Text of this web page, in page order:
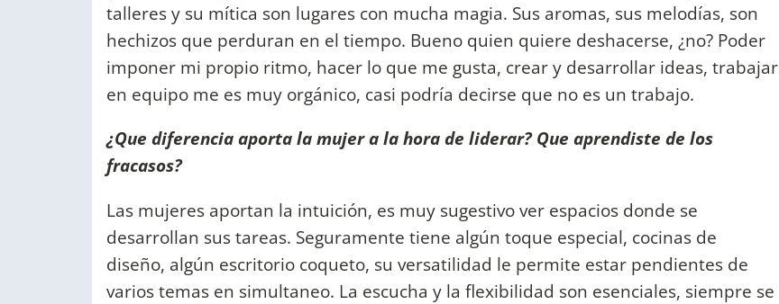
talleres y su mítica son lugares con mucha magia. Sus aromas, sus melodías, son
hechizos que perduran en el tiempo. Bueno quien quiere deshacerse, ¿no? Poder
imponer mi propio ritmo, hacer lo que me gusta, crear y desarrollar ideas, trabajar
en equipo me es muy orgánico, casi podría decirse que no es un trabajo.
¿Que diferencia aporta la mujer a la hora de liderar? Que aprendiste de los
fracasos?
Las mujeres aportan la intuición, es muy sugestivo ver espacios donde se
desarrollan sus tareas. Seguramente tiene algún toque especial, cocinas de
diseño, algún escritorio coqueto, su versatilidad le permite estar pendientes de
varios temas en simultaneo. La escucha y la flexibilidad son esenciales, siempre se